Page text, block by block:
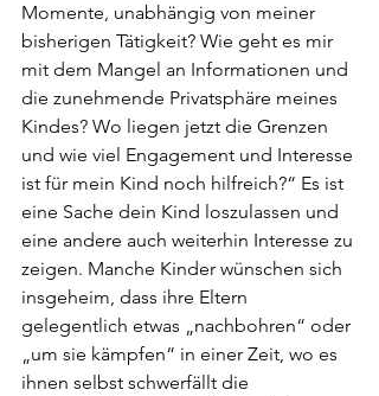
Momente, unabhängig von meiner
bisherigen Tätigkeit? Wie geht es mir
mit dem Mangel an Informationen und
die zunehmende Privatsphäre meines
Kindes? Wo liegen jetzt die Grenzen
und wie viel Engagement und Interesse
ist für mein Kind noch hilfreich?“ Es ist
eine Sache dein Kind loszulassen und
eine andere auch weiterhin Interesse zu
zeigen. Manche Kinder wünschen sich
insgeheim, dass ihre Eltern
gelegentlich etwas „nachbohren“ oder
„um sie kämpfen“ in einer Zeit, wo es
ihnen selbst schwerfällt die